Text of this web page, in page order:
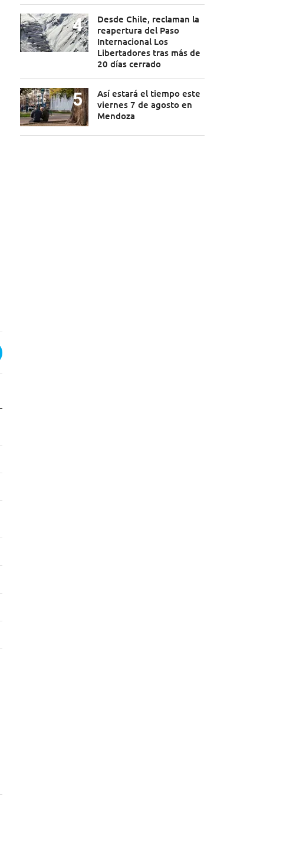
Desde Chile, reclaman la
reapertura del Paso
Internacional Los
Libertadores tras más de
20 días cerrado
Así estará el tiempo este
viernes 7 de agosto en
Mendoza